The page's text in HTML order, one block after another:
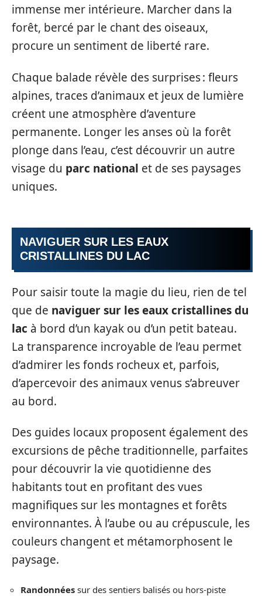
immense mer intérieure. Marcher dans la
forêt, bercé par le chant des oiseaux,
procure un sentiment de liberté rare.
Chaque balade révèle des surprises : fleurs
alpines, traces d’animaux et jeux de lumière
créent une atmosphère d’aventure
permanente. Longer les anses où la forêt
plonge dans l’eau, c’est découvrir un autre
visage du parc national et de ses paysages
uniques.
NAVIGUER SUR LES EAUX
CRISTALLINES DU LAC
Pour saisir toute la magie du lieu, rien de tel
que de naviguer sur les eaux cristallines du
lac à bord d’un kayak ou d’un petit bateau.
La transparence incroyable de l’eau permet
d’admirer les fonds rocheux et, parfois,
d’apercevoir des animaux venus s’abreuver
au bord.
Des guides locaux proposent également des
excursions de pêche traditionnelle, parfaites
pour découvrir la vie quotidienne des
habitants tout en profitant des vues
magnifiques sur les montagnes et forêts
environnantes. À l’aube ou au crépuscule, les
couleurs changent et métamorphosent le
paysage.
Randonnées sur des sentiers balisés ou hors-piste